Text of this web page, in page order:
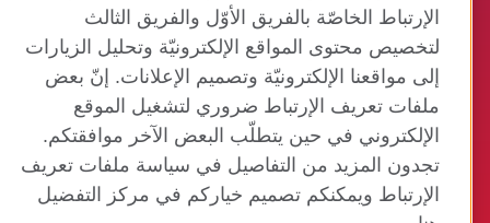
TikTok
موقع المجلس الثقافي البريطاني العالمي
الخصوصية وشروط الاستخدام
ملفات تعريف الإرتباط
الإرتباط الخاصّة بالفريق الأوّل والفريق الثالث
لتخصيص محتوى المواقع الإلكترونيّة وتحليل الزيارات
إلى مواقعنا الإلكترونيّة وتصميم الإعلانات. إنّ بعض
ملفات تعريف الإرتباط ضروري لتشغيل الموقع
الإلكتروني في حين يتطلّب البعض الآخر موافقتكم.
تجدون المزيد من التفاصيل في سياسة ملفات تعريف
الإرتباط ويمكنكم تصميم خياركم في مركز التفضيل